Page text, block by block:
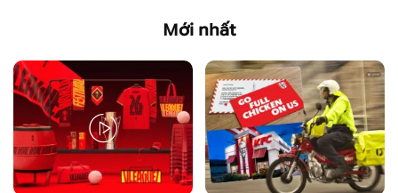
Mới nhất